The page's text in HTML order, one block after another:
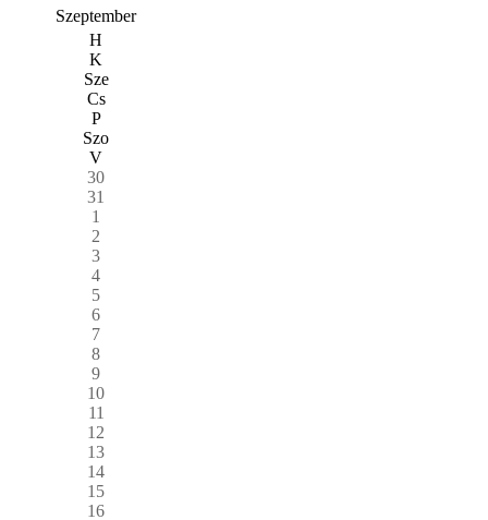
Szeptember
H
K
Sze
Cs
P
Szo
V
30
31
1
2
3
4
5
6
7
8
9
10
11
12
13
14
15
16